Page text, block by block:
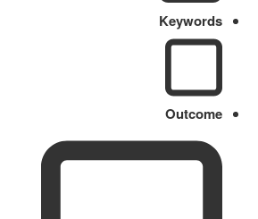
Keywords
Outcome